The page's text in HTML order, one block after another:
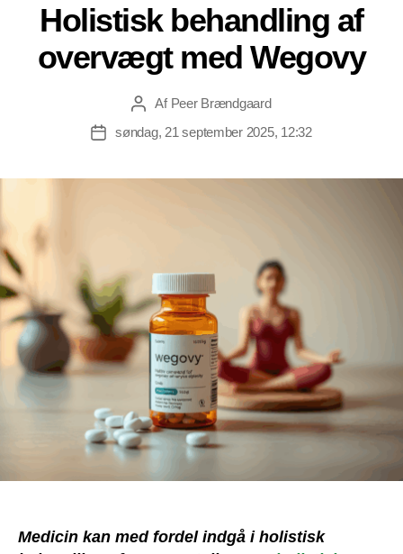
Holistisk behandling af
overvægt med Wegovy
Indlægsforfatter
Af Peer Brændgaard
Indlægsdato
søndag, 21 september 2025, 12:32
Medicin kan med fordel indgå i holistisk